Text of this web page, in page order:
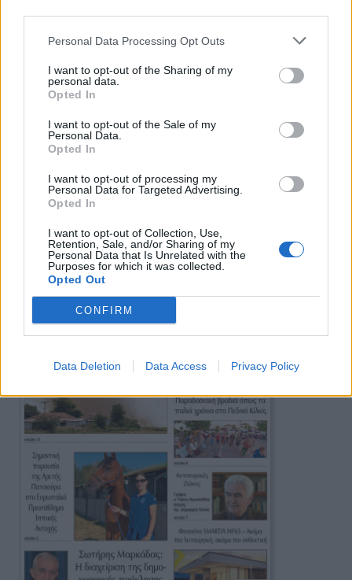
Personal Data Processing Opt Outs
I want to opt-out of the Sharing of my
personal data.
Opted In
I want to opt-out of the Sale of my
Personal Data.
Opted In
I want to opt-out of processing my
Personal Data for Targeted Advertising.
Opted In
I want to opt-out of Collection, Use,
Retention, Sale, and/or Sharing of my
Personal Data that Is Unrelated with the
Purposes for which it was collected.
Opted Out
CONFIRM
Data Deletion Data Access Privacy Policy
Πρωινή